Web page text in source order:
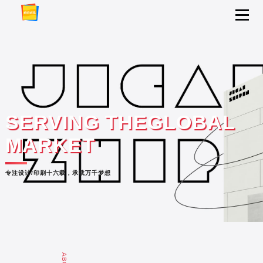
SERVING THEGLOBAL
MARKET
专注设计/印刷十六载，承载万千梦想